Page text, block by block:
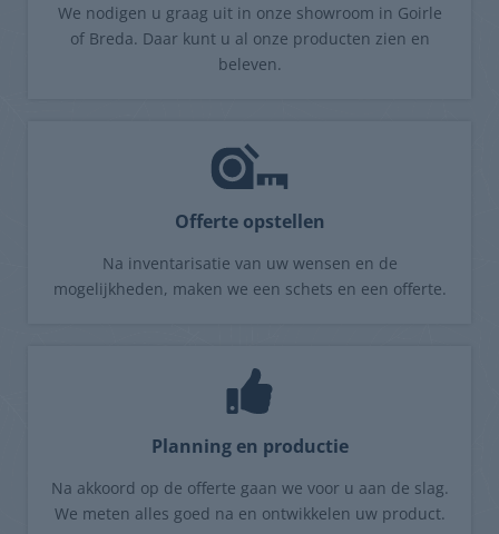
We nodigen u graag uit in onze showroom in Goirle
of Breda. Daar kunt u al onze producten zien en
beleven.
Offerte opstellen
Na inventarisatie van uw wensen en de
mogelijkheden, maken we een schets en een offerte.
Planning en productie
Na akkoord op de offerte gaan we voor u aan de slag.
We meten alles goed na en ontwikkelen uw product.